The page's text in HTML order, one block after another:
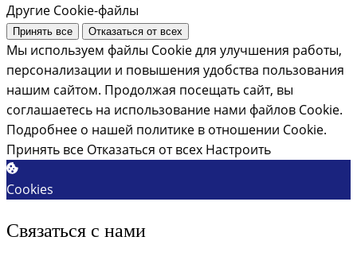
Другие Cookie-файлы
Принять все Отказаться от всех
Мы используем файлы Cookie для улучшения работы,
персонализации и повышения удобства пользования
нашим сайтом. Продолжая посещать сайт, вы
соглашаетесь на использование нами файлов Cookie.
Подробнее о нашей политике в отношении Cookie.
Принять все Отказаться от всех Настроить
Cookies
Связаться с нами